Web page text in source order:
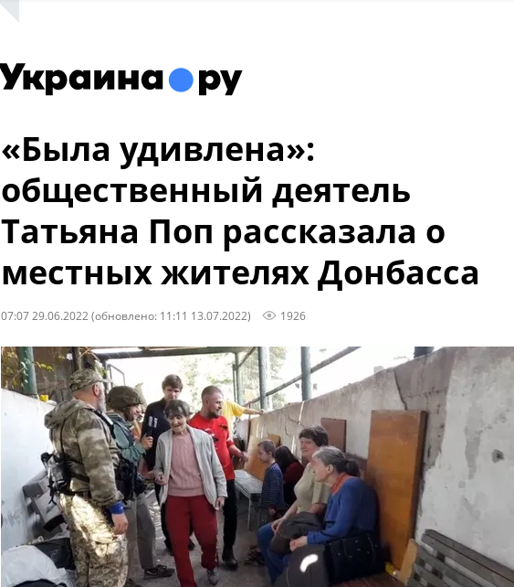
«Была удивлена»:
общественный деятель
Татьяна Поп рассказала о
местных жителях Донбасса
07:07 29.06.2022 (обновлено: 11:11 13.07.2022) 1926